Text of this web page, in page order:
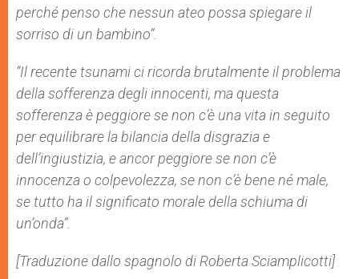
perché penso che nessun ateo possa spiegare il
sorriso di un bambino”.
“Il recente tsunami ci ricorda brutalmente il problema
della sofferenza degli innocenti, ma questa
sofferenza è peggiore se non c’è una vita in seguito
per equilibrare la bilancia della disgrazia e
dell’ingiustizia, e ancor peggiore se non c’è
innocenza o colpevolezza, se non c’è bene né male,
se tutto ha il significato morale della schiuma di
un’onda”.
[Traduzione dallo spagnolo di Roberta Sciamplicotti]